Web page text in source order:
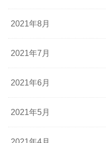
2021年8月
2021年7月
2021年6月
2021年5月